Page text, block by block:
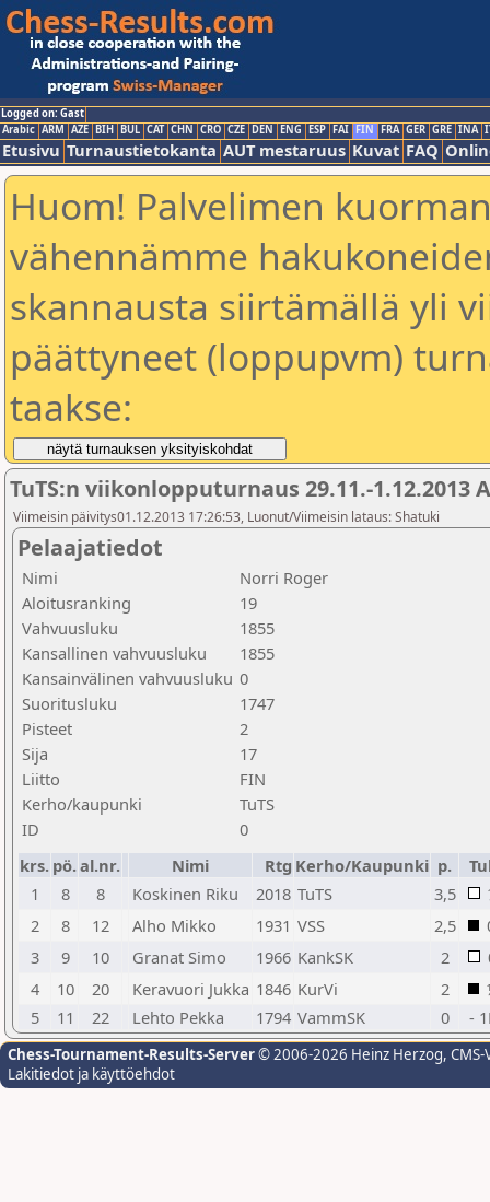
Logged on: Gast
Arabic ARM AZE BIH BUL CAT CHN CRO CZE DEN ENG ESP FAI FIN FRA GER GRE INA
Etusivu Turnaustietokanta AUT mestaruus Kuvat FAQ
Huom! Palvelimen
vähennämme
skannausta siirtämällä yli
päättyneet (loppupvm)
taakse:
TuTS:n viikonlopputurnaus 29.11.-1.12.2013
Viimeisin päivitys01.12.2013 17:26:53, Luonut/Viimeisin lataus: Shatuki
Pelaajatiedot
Nimi
Norri Roger
Aloitusranking
19
Vahvuusluku
1855
Kansallinen vahvuusluku
1855
Kansainvälinen vahvuusluku 0
Suoritusluku
1747
Pisteet
2
Sija
17
Liitto
FIN
Kerho/kaupunki
TuTS
ID
0
krs. pö.al.nr. Nimi Rtg Kerho/Kaupunki p.
1
8 8 Koskinen Riku 2018 TuTS 3,5
2
8 12 Alho Mikko 1931 VSS 2,5
3
9 10 Granat Simo 1966 KankSK 2
4
10 20 Keravuori Jukka 1846 KurVi 2
5
11 22 Lehto Pekka 1794 VammSK 0 -
Chess-Tournament-Results-Server© 2006-2026 Heinz Herzog,
Lakitiedot ja käyttöehdot